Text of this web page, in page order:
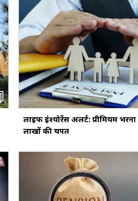
लाइफ इंश्योरेंस अलर्ट: प्रीमियम
लाखों की चपत